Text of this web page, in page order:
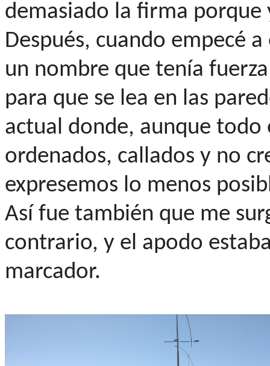
demasiado la firma porque
Después, cuando empecé
un nombre que tenía
para que se lea en las
actual donde, aunque todo
ordenados, callados y no
expresemos lo menos
Así fue también que me
contrario, y el apodo
marcador.